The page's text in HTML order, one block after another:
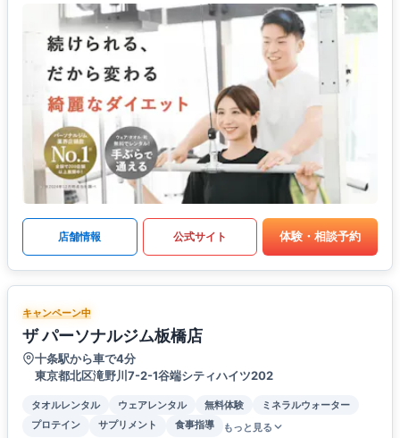
店舗情報 公式サイト 体験・相談予約
キャンペーン中
ザ パーソナルジム板橋店
十条駅から車で4分
東京都北区滝野川7-2-1谷端シティハイツ202
タオルレンタル ウェアレンタル 無料体験
ミネラルウォーター
プロテイン
サプリメント 食事指導 もっと見る